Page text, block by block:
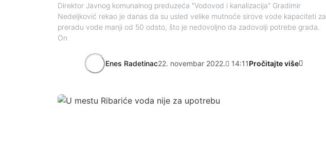
Direktor Javnog komunalnog preduzeća "Vodovod i kanalizacija" Gradimir
Nedeljković rekao je danas da su usled velike mutnoće sirove vode kapaciteti za
preradu vode manji od 50 odsto, što je nedovoljno da zadovolji potrebe grada.
On
Enes Radetinac22. novembar 2022. 14:11Pročitajte više